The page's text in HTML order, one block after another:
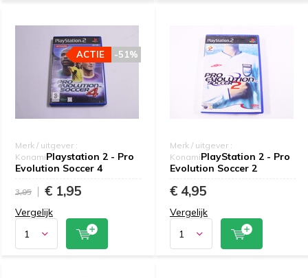
Merk / uitgever :
KonamiPlaystation 2 - Pro
Evolution Soccer 4
-51%
ACTIE
3,95 € 1,95
Vergelijk
Merk / uitgever :
KonamiPlayStation 2 - Pro
Evolution Soccer 2
€ 4,95
Vergelijk